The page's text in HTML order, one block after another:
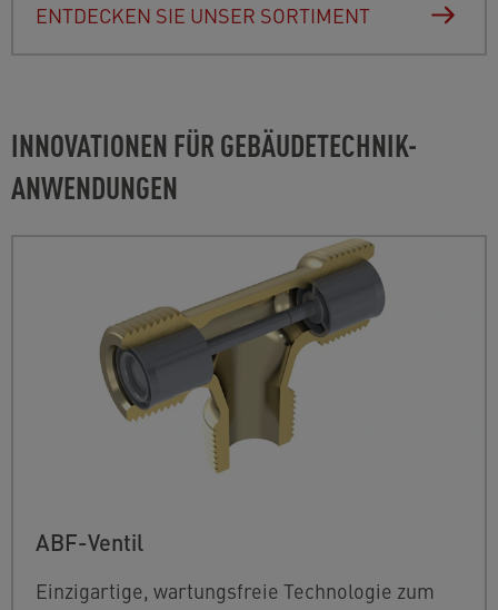
ENTDECKEN SIE UNSER SORTIMENT
INNOVATIONEN FÜR GEBÄUDETECHNIK-
ANWENDUNGEN
ABF-Ventil
Einzigartige, wartungsfreie Technologie zum